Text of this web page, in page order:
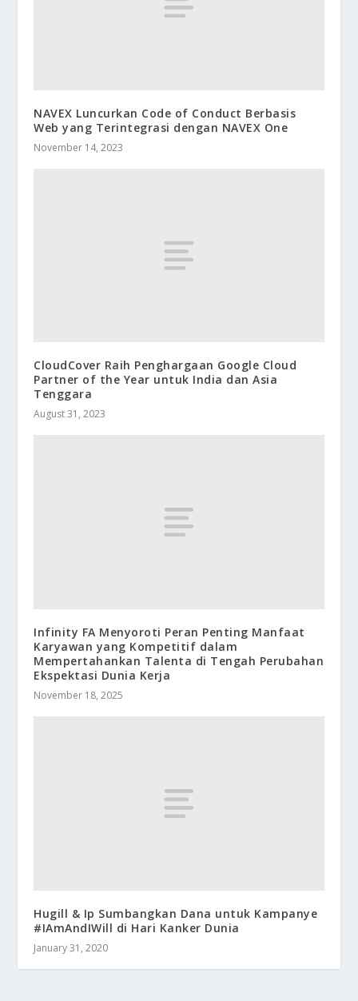
NAVEX Luncurkan Code of Conduct Berbasis
Web yang Terintegrasi dengan NAVEX One
November 14, 2023
CloudCover Raih Penghargaan Google Cloud
Partner of the Year untuk India dan Asia
Tenggara
August 31, 2023
Infinity FA Menyoroti Peran Penting Manfaat
Karyawan yang Kompetitif dalam
Mempertahankan Talenta di Tengah Perubahan
Ekspektasi Dunia Kerja
November 18, 2025
Hugill & Ip Sumbangkan Dana untuk Kampanye
#IAmAndIWill di Hari Kanker Dunia
January 31, 2020